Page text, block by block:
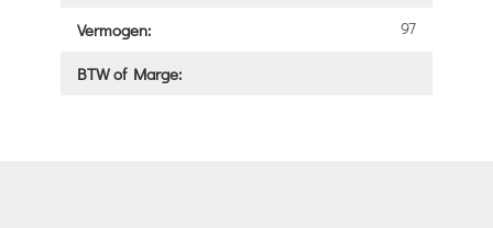
Vermogen: 97
BTW of Marge: